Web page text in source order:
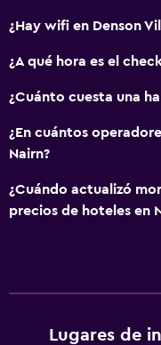
¿Hay wifi en Denson
¿A qué hora es el
¿Cuánto cuesta una
¿En cuántos
Nairn?
¿Cuándo actualizó
precios de hoteles en
Lugares de